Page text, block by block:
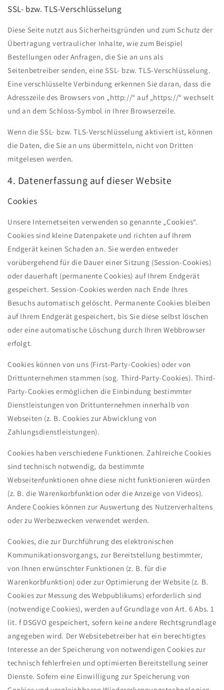
SSL- bzw. TLS-Verschlüsselung
Diese Seite nutzt aus Sicherheitsgründen und zum Schutz der
Übertragung vertraulicher Inhalte, wie zum Beispiel
Bestellungen oder Anfragen, die Sie an uns als
Seitenbetreiber senden, eine SSL- bzw. TLS-Verschlüsselung.
Eine verschlüsselte Verbindung erkennen Sie daran, dass die
Adresszeile des Browsers von „http://“ auf „https://“ wechselt
und an dem Schloss-Symbol in Ihrer Browserzeile.
Wenn die SSL- bzw. TLS-Verschlüsselung aktiviert ist, können
die Daten, die Sie an uns übermitteln, nicht von Dritten
mitgelesen werden.
4. Datenerfassung auf dieser Website
Cookies
Unsere Internetseiten verwenden so genannte „Cookies“.
Cookies sind kleine Datenpakete und richten auf Ihrem
Endgerät keinen Schaden an. Sie werden entweder
vorübergehend für die Dauer einer Sitzung (Session-Cookies)
oder dauerhaft (permanente Cookies) auf Ihrem Endgerät
gespeichert. Session-Cookies werden nach Ende Ihres
Besuchs automatisch gelöscht. Permanente Cookies bleiben
auf Ihrem Endgerät gespeichert, bis Sie diese selbst löschen
oder eine automatische Löschung durch Ihren Webbrowser
erfolgt.
Cookies können von uns (First-Party-Cookies) oder von
Drittunternehmen stammen (sog. Third-Party-Cookies). Third-
Party-Cookies ermöglichen die Einbindung bestimmter
Dienstleistungen von Drittunternehmen innerhalb von
Webseiten (z. B. Cookies zur Abwicklung von
Zahlungsdienstleistungen).
Cookies haben verschiedene Funktionen. Zahlreiche Cookies
sind technisch notwendig, da bestimmte
Webseitenfunktionen ohne diese nicht funktionieren würden
(z. B. die Warenkorbfunktion oder die Anzeige von Videos).
Andere Cookies können zur Auswertung des Nutzerverhaltens
oder zu Werbezwecken verwendet werden.
Cookies, die zur Durchführung des elektronischen
Kommunikationsvorgangs, zur Bereitstellung bestimmter,
von Ihnen erwünschter Funktionen (z. B. für die
Warenkorbfunktion) oder zur Optimierung der Website (z. B.
Cookies zur Messung des Webpublikums) erforderlich sind
(notwendige Cookies), werden auf Grundlage von Art. 6 Abs. 1
lit. f DSGVO gespeichert, sofern keine andere Rechtsgrundlage
angegeben wird. Der Websitebetreiber hat ein berechtigtes
Interesse an der Speicherung von notwendigen Cookies zur
technisch fehlerfreien und optimierten Bereitstellung seiner
Dienste. Sofern eine Einwilligung zur Speicherung von